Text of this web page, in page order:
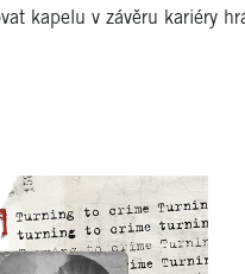
kapelu v závěru kariéry